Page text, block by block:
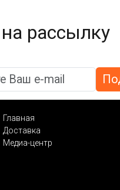
рассылку
Главная
Доставка
Медиа-центр